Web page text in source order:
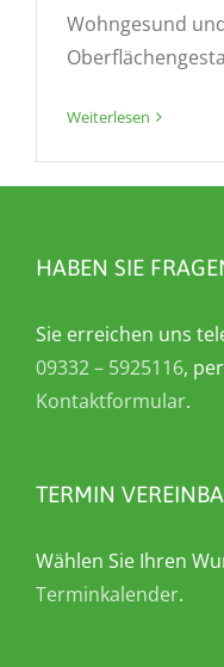
Wohngesund
Weiterlesen
HABEN SIE
Sie erreichen uns
09332 – 5925116, per
Kontaktformular.
TERMIN
Wählen Sie Ihren
Terminkalender.